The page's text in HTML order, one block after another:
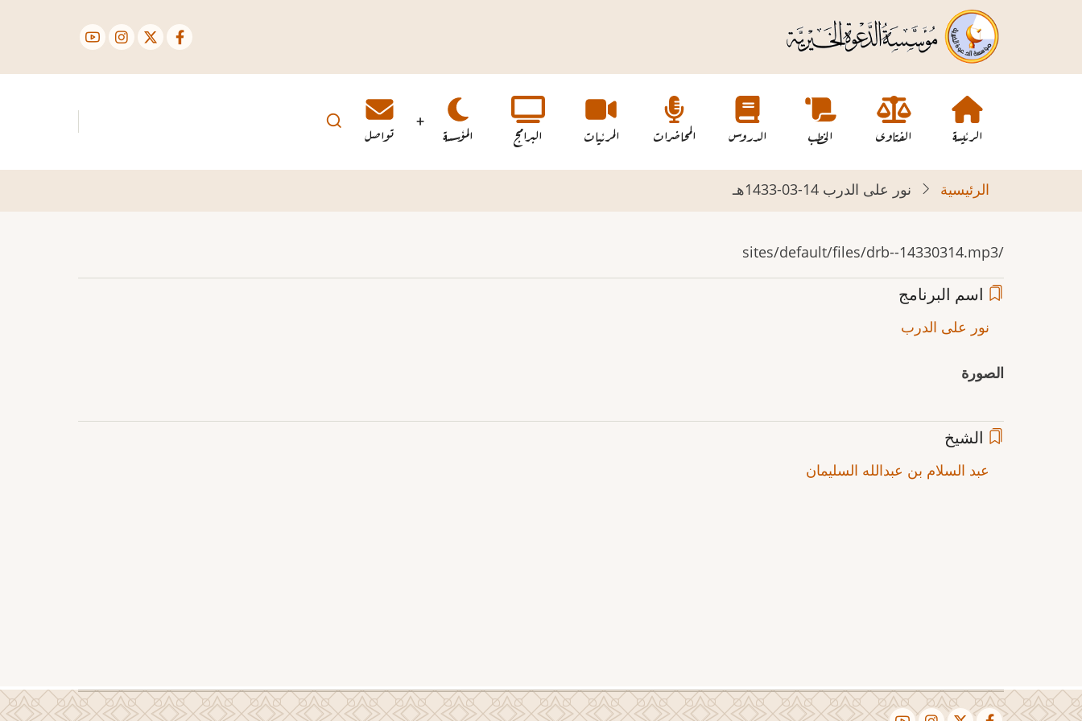
الرئيسي
Main
navigation
الرئيسة الفتاوى الخطب الدروس المحاضرات المرئيات البرامج المؤسسة تواصل
الرئيسية نور على الدرب 14-03-1433هـ
/sites/default/files/drb--14330314.mp3
اسم البرنامج
نور على الدرب
الصورة
الشيخ
عبد السلام بن عبدالله السليمان